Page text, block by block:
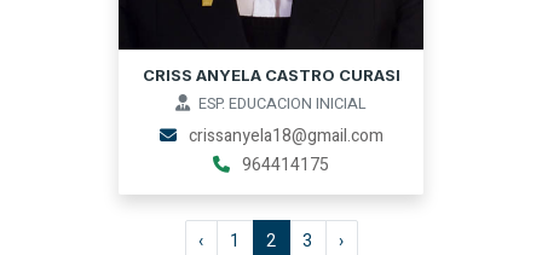
CRISS ANYELA CASTRO CURASI
ESP. EDUCACION INICIAL
crissanyela18@gmail.com
964414175
‹ 1 2 3 ›